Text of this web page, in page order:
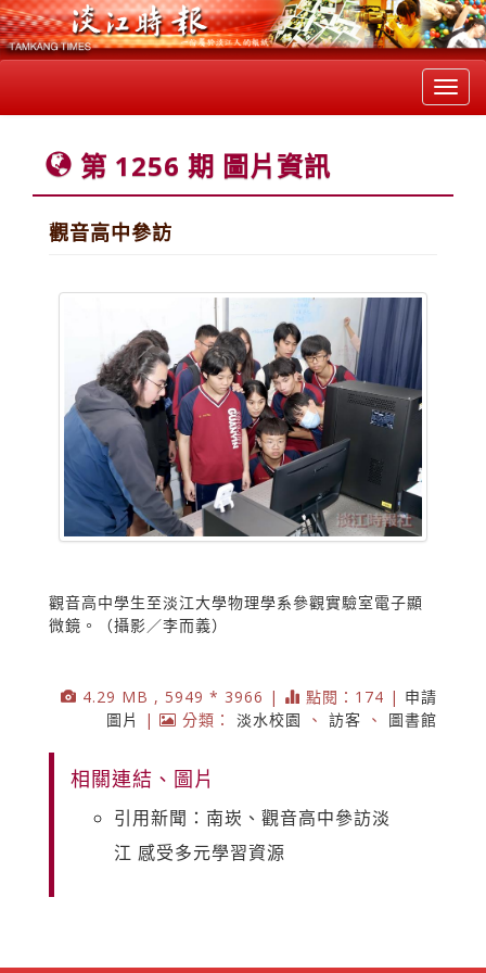
第 1256 期 圖片資訊
觀音高中參訪
觀音高中學生至淡江大學物理學系參觀實驗室電子顯
微鏡。（攝影／李而義）
4.29 MB , 5949 * 3966 | 點閱：174 | 申請
圖片
| 分類： 淡水校園 、 訪客 、 圖書館
相關連結、圖片
引用新聞：南崁、觀音高中參訪淡
江 感受多元學習資源